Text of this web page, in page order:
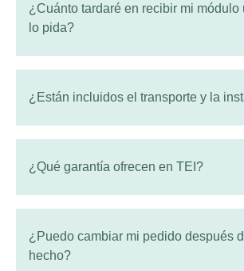
¿Cuánto tardaré en recibir mi módulo
lo pida?
¿Están incluidos el transporte y la
¿Qué garantía ofrecen en TEI?
¿Puedo cambiar mi pedido después
hecho?